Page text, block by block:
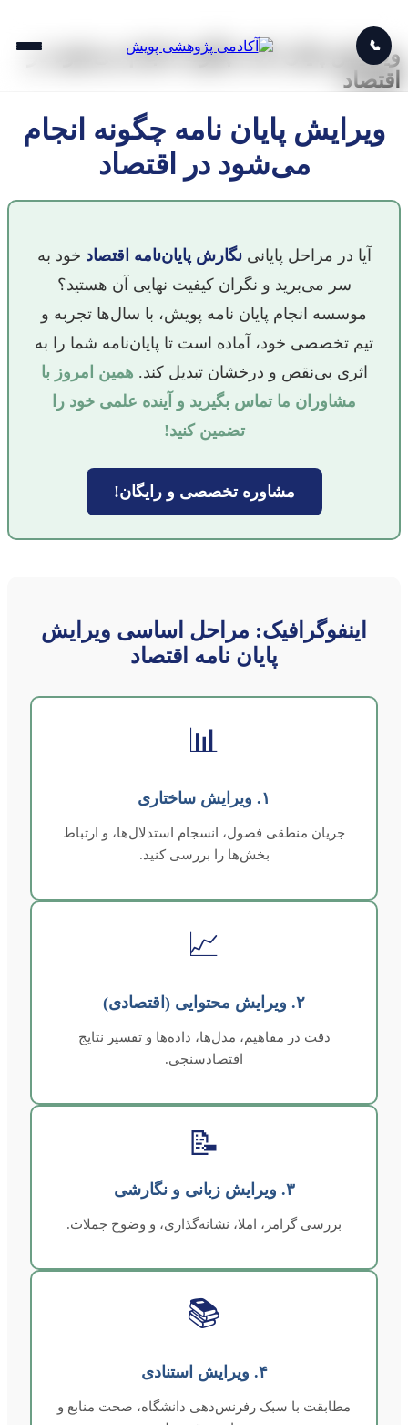
📞
ویرایش پایان نامه چگونه انجام می‌شود در
اقتصاد
ویرایش پایان نامه چگونه انجام
می‌شود در اقتصاد
آیا در مراحل پایانینگارش پایان‌نامه اقتصاد خود به
سر می‌برید و نگران کیفیت نهایی آن هستید؟
موسسه انجام پایان نامه پویش، با سال‌ها تجربه و
تیم تخصصی خود، آماده است تا پایان‌نامه شما را به
اثری بی‌نقص و درخشان تبدیل کند. همین امروز با
مشاوران ما تماس بگیرید و آینده علمی خود را
تضمین کنید!
مشاوره تخصصی و رایگان!
اینفوگرافیک: مراحل اساسی ویرایش
پایان نامه اقتصاد
📊
۱. ویرایش ساختاری
جریان منطقی فصول، انسجام استدلال‌ها، و ارتباط
بخش‌ها را بررسی کنید.
📈
۲. ویرایش محتوایی (اقتصادی)
دقت در مفاهیم، مدل‌ها، داده‌ها و تفسیر نتایج
اقتصادسنجی.
📝
۳. ویرایش زبانی و نگارشی
بررسی گرامر، املا، نشانه‌گذاری، و وضوح جملات.
📚
۴. ویرایش استنادی
مطابقت با سبک رفرنس‌دهی دانشگاه، صحت منابع و